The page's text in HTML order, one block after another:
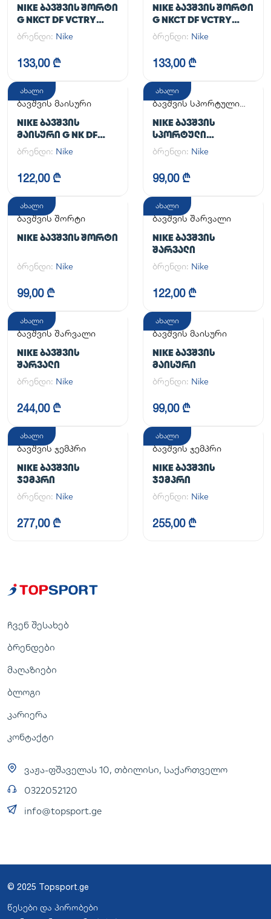
NIKE ᲑᲐᲕᲨᲕᲘᲡ ᲨᲝᲠᲢᲘ
G NKCT DF VCTRY
FLOUNCY SKRT
ბრენდი: Nike
133,00 ₾
NIKE ᲑᲐᲕᲨᲕᲘᲡ ᲨᲝᲠᲢᲘ
G NKCT DF VCTRY
FLOUNCY SKRT
ბრენდი: Nike
133,00 ₾
ახალი
ბავშვის მაისური
NIKE ᲑᲐᲕᲨᲕᲘᲡ
ᲛᲐᲘᲡᲣᲠᲘ G NK DF
ONE SS TOP
ბრენდი: Nike
122,00 ₾
ახალი
ბავშვის სპორტული
NIKE ᲑᲐᲕᲨᲕᲘᲡ
ᲡᲞᲝᲠᲢᲣᲚᲘ
ᲙᲝᲛᲞᲚᲔᲥᲢᲘ
ბრენდი: Nike
99,00 ₾
ახალი
ბავშვის შორტი
NIKE ᲑᲐᲕᲨᲕᲘᲡ ᲨᲝᲠᲢᲘ
ბრენდი: Nike
99,00 ₾
ახალი
ბავშვის შარვალი
NIKE ᲑᲐᲕᲨᲕᲘᲡ
ᲨᲐᲠᲕᲐᲚᲘ
ბრენდი: Nike
122,00 ₾
ახალი
ბავშვის შარვალი
NIKE ᲑᲐᲕᲨᲕᲘᲡ
ᲨᲐᲠᲕᲐᲚᲘ
ბრენდი: Nike
244,00 ₾
ახალი
ბავშვის მაისური
NIKE ᲑᲐᲕᲨᲕᲘᲡ
ᲛᲐᲘᲡᲣᲠᲘ
ბრენდი: Nike
99,00 ₾
ახალი
ბავშვის ჯემპრი
NIKE ᲑᲐᲕᲨᲕᲘᲡ
ᲯᲔᲛᲞᲠᲘ
ბრენდი: Nike
277,00 ₾
ახალი
ბავშვის ჯემპრი
NIKE ᲑᲐᲕᲨᲕᲘᲡ
ᲯᲔᲛᲞᲠᲘ
ბრენდი: Nike
255,00 ₾
ჩვენ შესახებ
ბრენდები
მაღაზიები
ბლოგი
კარიერა
კონტაქტი
ვაჟა-ფშაველას 10, თბილისი, საქართველო
0322052120
info@topsport.ge
© 2025 Topsport.ge
წესები და პირობები